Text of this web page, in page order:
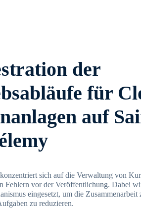
der
für
auf
sich auf die Verwaltung von
Fehlern vor der Veröffentlichung. Dabei
eingesetzt, um die Zusammenarbeit
zu reduzieren.